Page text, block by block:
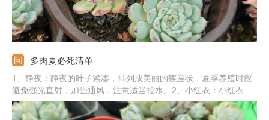
多肉夏必死清单
1、静夜：静夜的叶子紧凑，排列成美丽的莲座状，夏季养殖时应
避免强光直射，加强通风，注意适当控水。2、小红衣：小红衣夏
季栽培难度较大，不耐水湿。3、玉蝶：玉蝶在夏季湿度大，通风
性差的环境中容易黑腐。4、劳尔：劳尔在夏季会掉叶子、化水、